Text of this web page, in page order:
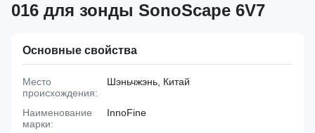
016 для зонды SonoScape 6V7
Основные свойства
Место
происхождения:
Шэньчжэнь, Китай
Наименование
марки:
InnoFine